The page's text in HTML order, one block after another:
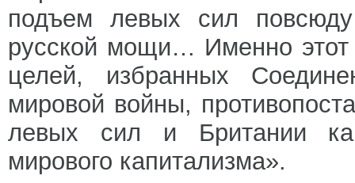
подъем левых сил
русской мощи… Именно этот
целей, избранных
мировой войны,
левых сил и Британии
мирового капитализма».